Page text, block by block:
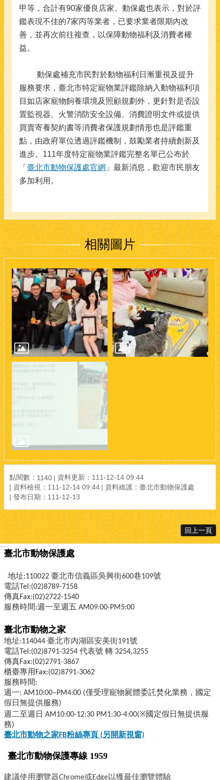
甲等，合計有90家優良店家。動保處也表示，對於評
鑑表現不佳的7家丙等業者，已要求業者限期內改
善，並再次前往複查，以保障動物福利及消費者權
益。
動保處補充市民對於動物福利日漸重視及提升
服務要求，臺北市特定寵物業評鑑除納入動物福利項
目如店家寵物飼養環境及照顧規劃外，更針對是否設
置監視器、火警消防安全設備、消費證明文件或提供
買賣寄養契約書等消費者保護規劃情形也是評鑑重
點，由政府單位透過評鑑機制，鼓勵業者持續創新及
進步。111年度特定寵物業評鑑完整名單已公布於
「 臺北市動物保護處官網 」最新消息，歡迎市民朋友
多加利用。
相關圖片
點閱數： 1140
資料更新：111-12-14 09:44
資料檢視：111-12-14 09:44
資料維護：臺北市動物保護處
發布日期：111-12-13
回上一頁
:::
臺北市動物保護處
地址:110022 臺北市信義區吳興街600巷109號
電話Tel:(02)8789-7158
傳真Fax:(02)2722-1540
服務時間:週一至週五 AM09:00-PM5:00
臺北市動物之家
地址:114044 臺北市內湖區安美街191號
電話Tel:(02)8791-3254 代表號 轉 3254,3255
傳真Fax:(02)2791-3867
櫃臺專用Fax:(02)8791-3062
服務時間:
週一: AM10:00–PM4:00 (僅受理寵物屍體委託焚化業務，國定
假日無提供服務)
週二至週日 AM10:00-12:30 PM1:30-4:00(※國定假日無提供服
務)
臺北市動物之家FB粉絲專頁 (另開新視窗)
臺北市動物保護專線 1959
建議使用瀏覽器Chrome或Edge以獲最佳瀏覽體驗